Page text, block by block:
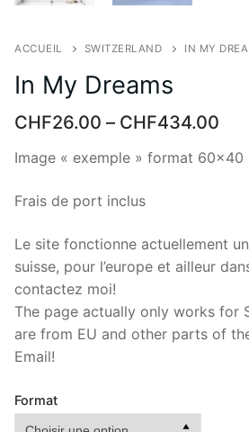
ACCUEIL SWITZERLAND IN MY
In My Dreams
CHF26.00 – CHF434.00
Image « exemple » format 60×40
Frais de port inclus
Le site fonctionne actuellement
suisse, pour l’europe et ailleur
contactez moi!
The page actually only works for
are from EU and other parts of
Email!
Format